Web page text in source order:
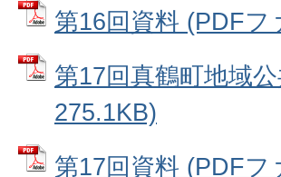
第16回資料 (PDFフ
第17回真鶴町地域
275.1KB)
第17回資料 (PDFフ